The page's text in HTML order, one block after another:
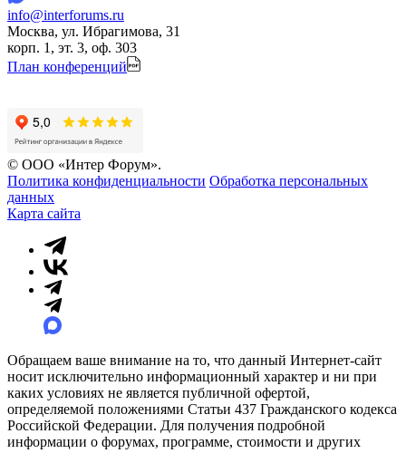
info@interforums.ru
Москва, ул. Ибрагимова, 31
корп. 1, эт. 3, оф. 303
План конференций
© ООО «Интер Форум».
Политика конфиденциальности Обработка персональных
данных
Карта сайта
Обращаем ваше внимание на то, что данный Интернет-сайт
носит исключительно информационный характер и ни при
каких условиях не является публичной офертой,
определяемой положениями Статьи 437 Гражданского кодекса
Российской Федерации. Для получения подробной
информации о форумах, программе, стоимости и других